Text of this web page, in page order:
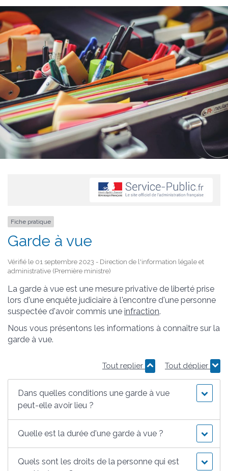
Fiche pratique
Garde à vue
Vérifié le 01 septembre 2023 - Direction de l'information légale et
administrative (Première ministre)
La garde à vue est une mesure privative de liberté prise
lors d'une enquête judiciaire à l'encontre d'une personne
suspectée d'avoir commis une infraction.
Nous vous présentons les informations à connaître sur la
garde à vue.
Tout replier Tout déplier
Dans quelles conditions une garde à vue
peut-elle avoir lieu ?
Quelle est la durée d'une garde à vue ?
Quels sont les droits de la personne qui est